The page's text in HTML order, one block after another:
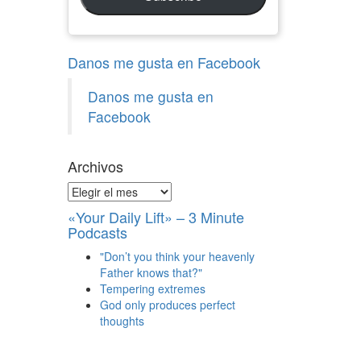
Danos me gusta en Facebook
Danos me gusta en
Facebook
Archivos
Archivos
«Your Daily Lift» – 3 Minute
Podcasts
"Don’t you think your heavenly
Father knows that?"
Tempering extremes
God only produces perfect
thoughts